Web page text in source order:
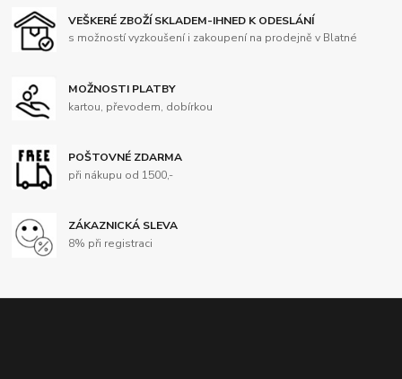
VEŠKERÉ ZBOŽÍ SKLADEM-IHNED K ODESLÁNÍ
s možností vyzkoušení i zakoupení na prodejně v Blatné
MOŽNOSTI PLATBY
kartou, převodem, dobírkou
POŠTOVNÉ ZDARMA
při nákupu od 1500,-
ZÁKAZNICKÁ SLEVA
8% při registraci